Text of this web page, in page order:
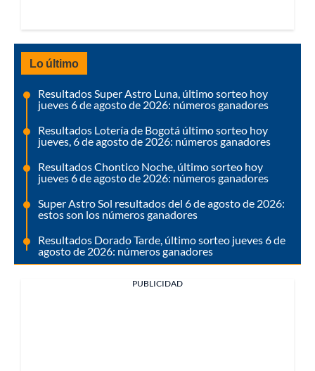
Lo último
Resultados Super Astro Luna, último sorteo hoy
jueves 6 de agosto de 2026: números ganadores
Resultados Lotería de Bogotá último sorteo hoy
jueves, 6 de agosto de 2026: números ganadores
Resultados Chontico Noche, último sorteo hoy
jueves 6 de agosto de 2026: números ganadores
Super Astro Sol resultados del 6 de agosto de 2026:
estos son los números ganadores
Resultados Dorado Tarde, último sorteo jueves 6 de
agosto de 2026: números ganadores
PUBLICIDAD